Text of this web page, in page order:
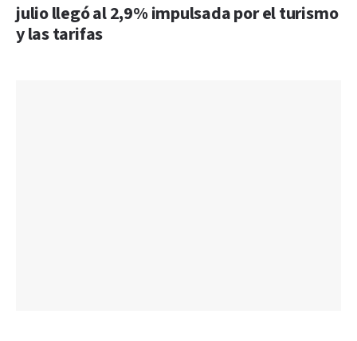
julio llegó al 2,9% impulsada por el turismo
y las tarifas